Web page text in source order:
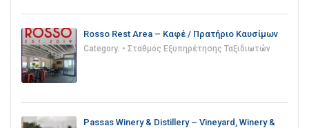
Rosso Rest Area – Καφέ / Πρατήριο Καυσίμων
Category: • Σταθμός Εξυπηρέτησης Ταξιδιωτών
Passas Winery & Distillery – Vineyard, Winery &